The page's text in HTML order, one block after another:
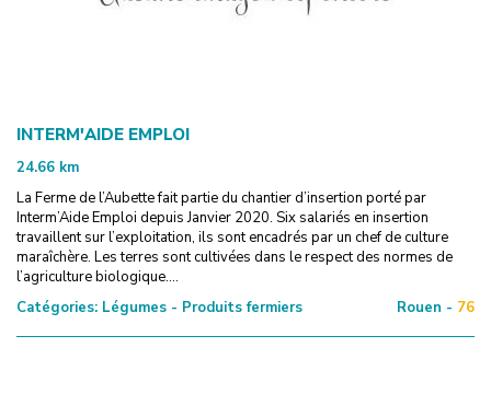
INTERM'AIDE EMPLOI
24.66 km
La Ferme de l’Aubette fait partie du chantier d’insertion porté par
Interm’Aide Emploi depuis Janvier 2020. Six salariés en insertion
travaillent sur l’exploitation, ils sont encadrés par un chef de culture
maraîchère. Les terres sont cultivées dans le respect des normes de
l’agriculture biologique....
Catégories: Légumes - Produits fermiers Rouen - 76